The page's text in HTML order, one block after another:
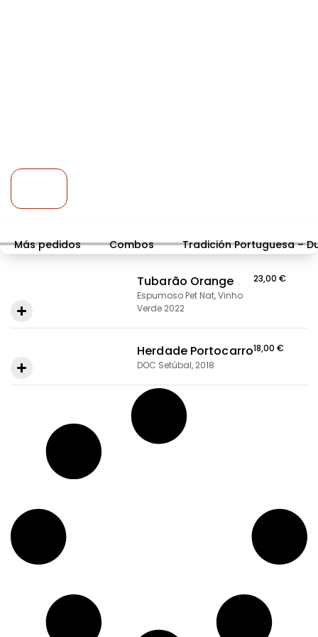
Más pedidos Combos Tradición Portuguesa –
Ver producto producto
Ver producto producto
Tubarão Orange
Espumoso Pet Nat, Vinho
Verde 2022
23,00€
Ver producto producto
Ver producto producto
Ver producto producto
Herdade Portocarro
DOC Setúbal, 2018
18,00€
Ver producto producto